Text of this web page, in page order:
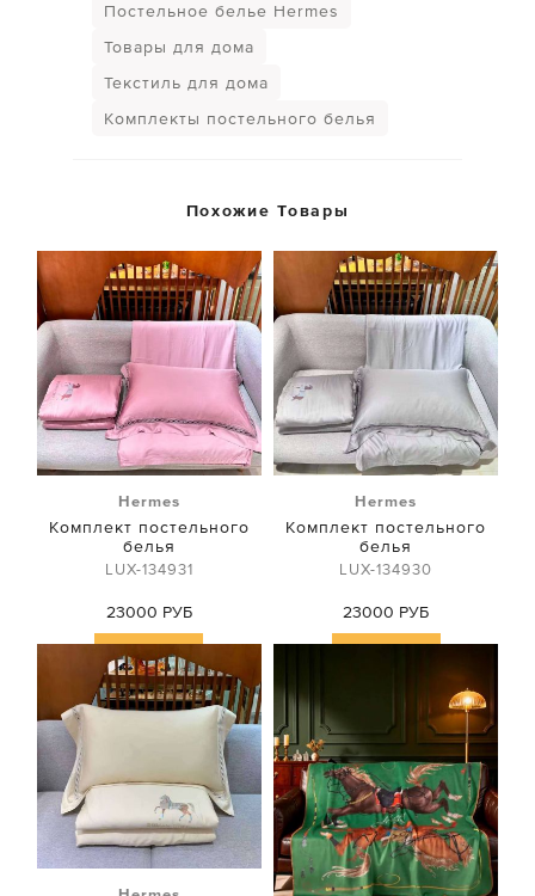
Постельное белье Hermes
Товары для дома
Текстиль для дома
Комплекты постельного белья
Похожие Товары
Hermes
Комплект постельного
белья
LUX-134931
23000 РУБ
Купить
Hermes
Комплект постельного
белья
LUX-134930
23000 РУБ
Купить